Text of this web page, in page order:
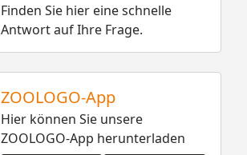
Finden Sie hier eine schnelle
Antwort auf Ihre Frage.
ZOOLOGO-App
Hier können Sie unsere
ZOOLOGO-App herunterladen